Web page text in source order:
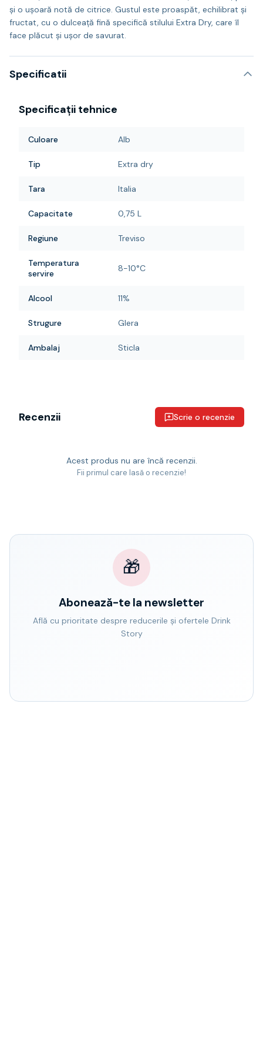
și o ușoară notă de citrice. Gustul este proaspăt, echilibrat și
fructat, cu o dulceață fină specifică stilului Extra Dry, care îl
face plăcut și ușor de savurat.
Specificatii
Specificații tehnice
Culoare Alb
Tip Extra dry
Tara Italia
Capacitate 0,75 L
Regiune Treviso
Temperatura
servire
8-10°C
Alcool 11%
Strugure Glera
Ambalaj Sticla
Recenzii Scrie o recenzie
Acest produs nu are încă recenzii.
Fii primul care lasă o recenzie!
🎁
Abonează-te la newsletter
Află cu prioritate despre reducerile și ofertele Drink
Story